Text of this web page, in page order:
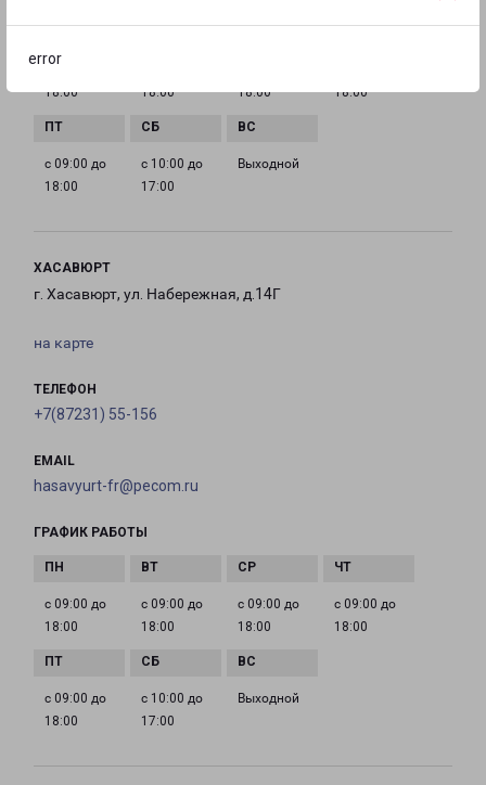
error
18:00
18:00
18:00
18:00
с 09:00 до
18:00
с 10:00 до
17:00
Выходной
ХАСАВЮРТ
г. Хасавюрт, ул. Набережная, д.14Г
на карте
ТЕЛЕФОН
+7(87231) 55-156
EMAIL
hasavyurt-fr@pecom.ru
ГРАФИК РАБОТЫ
с 09:00 до
18:00
с 09:00 до
18:00
с 09:00 до
18:00
с 09:00 до
18:00
с 09:00 до
18:00
с 10:00 до
17:00
Выходной